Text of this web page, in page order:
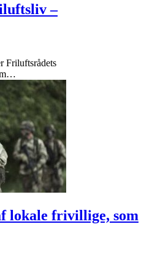
–
Friluftsrådets
lokale frivillige, som